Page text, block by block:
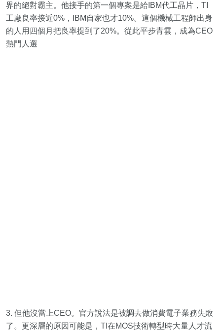
界的絕對霸主。他接手的第一個專案是給IBM代工晶片，TI
工廠良率接近0%，IBM自家也才10%。這個機械工程師出身
的人用四個月把良率提到了20%。從此平步青雲，成為CEO
熱門人選
3. 但他沒當上CEO。官方說法是被調去做消費電子業務失敗
了。更深層的原因可能是，TI在MOS技術轉型時大量人才流